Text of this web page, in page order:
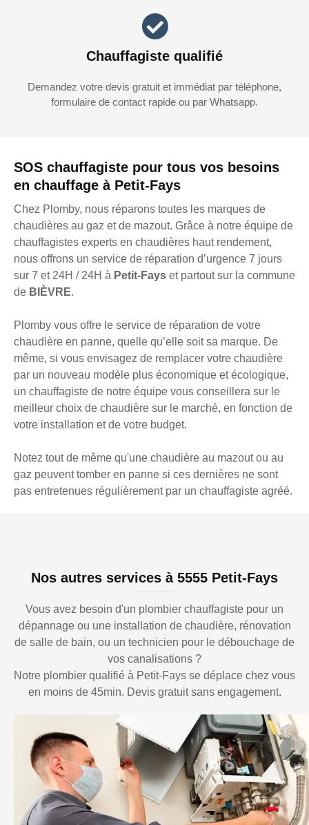
SOS chauffagiste pour tous vos besoins
en chauffage à Petit-Fays
Chez Plomby, nous réparons toutes les marques de
chaudières au gaz et de mazout. Grâce à notre équipe de
chauffagistes experts en chaudières haut rendement,
nous offrons un service de réparation d’urgence 7 jours
sur 7 et 24H / 24H à Petit-Fays et partout sur la commune
de BIÈVRE.
Plomby vous offre le service de réparation de votre
chaudière en panne, quelle qu’elle soit sa marque. De
même, si vous envisagez de remplacer votre chaudière
par un nouveau modèle plus économique et écologique,
un chauffagiste de notre équipe vous conseillera sur le
meilleur choix de chaudière sur le marché, en fonction de
votre installation et de votre budget.
Notez tout de même qu'une chaudière au mazout ou au
gaz peuvent tomber en panne si ces dernières ne sont
pas entretenues régulièrement par un chauffagiste agréé.
Chauffagiste qualifié
Demandez votre devis gratuit et immédiat par téléphone,
formulaire de contact rapide ou par Whatsapp.
Nos autres services à 5555 Petit-Fays
Vous avez besoin d'un plombier chauffagiste pour un
dépannage ou une installation de chaudière, rénovation
de salle de bain, ou un technicien pour le débouchage de
vos canalisations ?
Notre plombier qualifié à Petit-Fays se déplace chez vous
en moins de 45min. Devis gratuit sans engagement.